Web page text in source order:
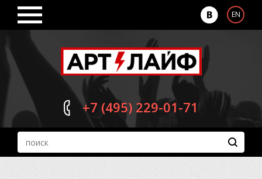
EN
+7 (495) 229-01-71